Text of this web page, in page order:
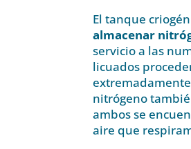
El tanque
almacenar
servicio a las
licuados
nitrógeno
ambos se
aire que